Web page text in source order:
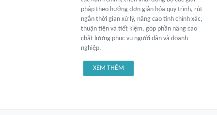
pháp theo hướng đơn giản hóa quy trình, rút
ngắn thời gian xử lý, nâng cao tính chính xác,
thuận tiện và tiết kiệm, góp phần nâng cao
chất lượng phục vụ người dân và doanh
nghiệp.
XEM THÊM